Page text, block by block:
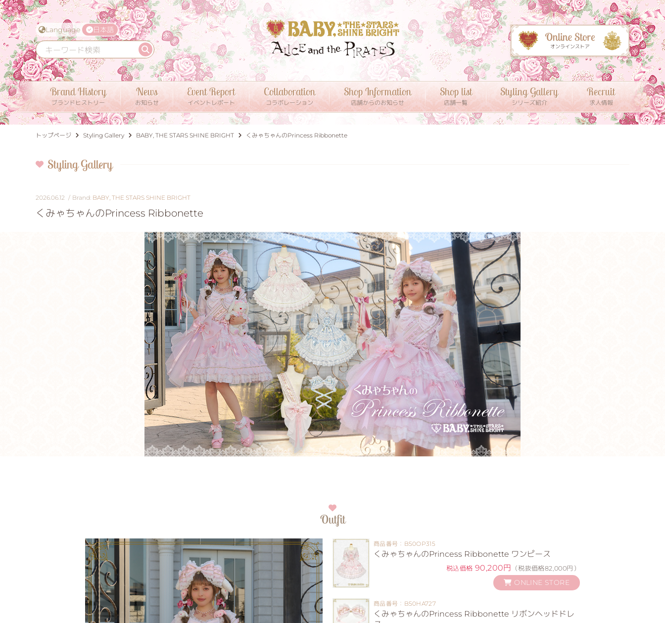
Language 日本語
Brand History
ブランドヒストリー
News
お知らせ
Event Report
イベントレポート
Collaboration
コラボレーション
Shop Information
店舗からのお知らせ
Shop list
店舗一覧
Styling Gallery
シリーズ紹介
Recruit
求人情報
トップページ Styling Gallery BABY, THE STARS SHINE BRIGHT くみゃちゃんのPrincess Ribbonette
Styling Gallery
2026.06.12 BABY, THE STARS SHINE BRIGHT
くみゃちゃんのPrincess Ribbonette
Outfit
商品番号：B50OP315
くみゃちゃんのPrincess Ribbonette ワンピース
税込価格 90,200円 （税抜価格82,000円）
ONLINE STORE
商品番号：B50HA727
くみゃちゃんのPrincess Ribbonette リボンヘッドドレ